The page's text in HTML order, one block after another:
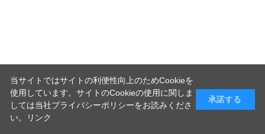
当サイトではサイトの利便性向上のためCookieを
使用しています。サイトのCookieの使用に関しま
しては当社プライバシーポリシーをお読みくださ
い。
リンク
承諾する